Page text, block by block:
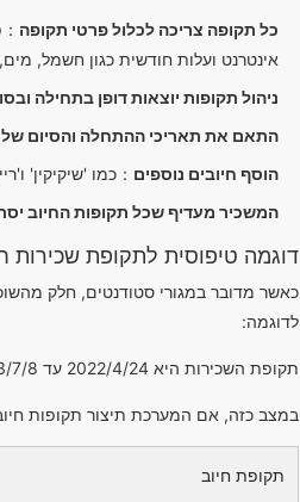
כל תקופה צריכה לכלול פרטי תקופה
אינטרנט ועלות חודשית כגון חשמל,
ניהול תקופות יוצאות דופן בתחילה
התאם את תאריכי ההתחלה והסיום של
הוסף חיובים נוספים ：כמו 'שיקיקין'
המשכיר מעדיף שכל תקופות החיוב
דוגמה טיפוסית לתקופת שכירות
כאשר מדובר במגורי סטודנטים, חלק
לדוגמה:
תקופת השכירות היא 2022/4/24 עד 2023/7/8, שכירות חודשית 5,000$.
במצב כזה, אם המערכת תיצור תקופות
תקופת חיוב